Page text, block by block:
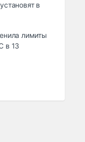
в
лимиты
в 13